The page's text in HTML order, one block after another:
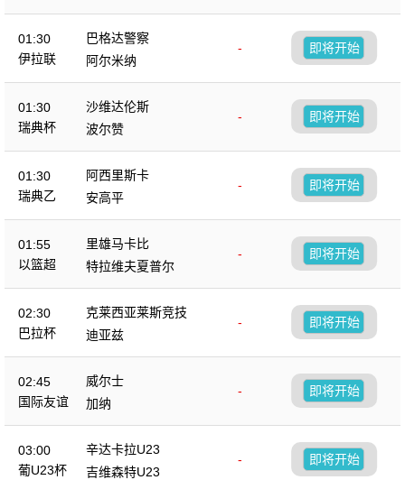
01:30
伊拉联
巴格达警察
-
阿尔米纳
即将开始
01:30
瑞典杯
沙维达伦斯
-
波尔赞
即将开始
01:30
瑞典乙
阿西里斯卡
-
安高平
即将开始
01:55
以篮超
里雄马卡比
-
特拉维夫夏普尔
即将开始
02:30
巴拉杯
克莱西亚莱斯竞技
-
迪亚兹
即将开始
02:45
国际友谊
威尔士
-
加纳
即将开始
03:00
葡U23杯
辛达卡拉U23
-
吉维森特U23
即将开始